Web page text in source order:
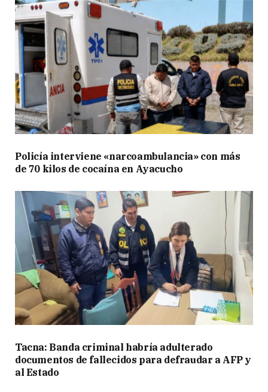
Policía interviene «narcoambulancia» con más
de 70 kilos de cocaína en Ayacucho
Tacna: Banda criminal habría adulterado
documentos de fallecidos para defraudar a AFP y
al Estado